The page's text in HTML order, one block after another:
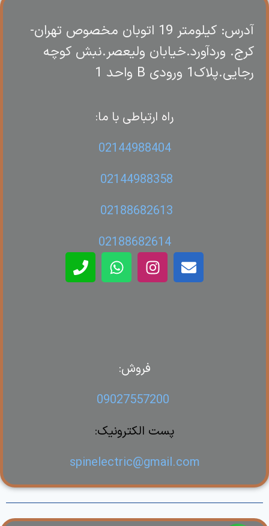
آدرس: کیلومتر 19 اتوبان مخصوص تهران-
کرج. وردآورد.خیابان ولیعصر.نبش کوچه
رجایی.پلاک1 ورودی B واحد 1
راه ارتباطی با ما:
02144988404
02144988358
02188682613
02188682614
فروش:
09027557200
پست الکترونیک:
spinelectric@gmail.com